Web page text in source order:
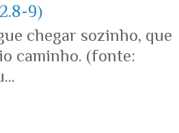
9)
chegar sozinho, que
caminho. (fonte: